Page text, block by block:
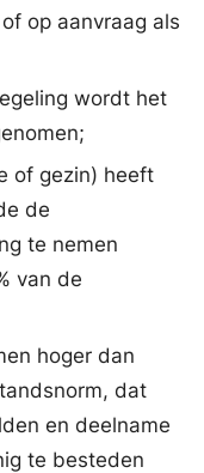
op aanvraag als
wordt het
of gezin) heeft
de
te nemen
van de
hoger dan
dat
en deelname
te besteden